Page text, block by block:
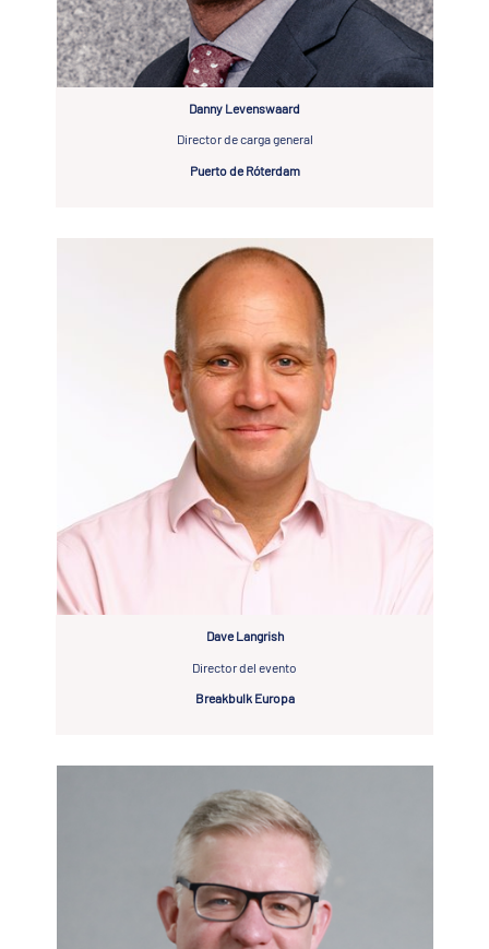
MANIFIESTA TU INTERÉS ¿TE INTERESA EXPONER?
Danny Levenswaard
Director de carga general
Puerto de Róterdam
Dave Langrish
Director del evento
Breakbulk Europa